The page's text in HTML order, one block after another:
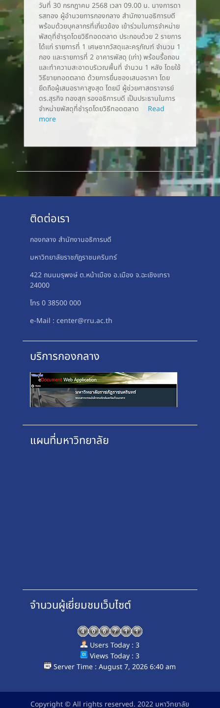
วันที่ 30 กรกฎาคม 2568 เวลา 09.00 น. นางการดา
รสทอง ผู้อำนวยการกองกลาง สำนักงานอธิการบดี
พร้อมด้วยบุคลากรที่เกี่ยวข้อง เข้าร่วมในการจําหน่าย
พัสดุที่ชำรุดโดยวิธีทอดตลาด ประกอบด้วย 2 รายการ
ได้แก่ รายการที่ 1 เศษซากวัสดุและครุภัณฑ์ จำนวน 1
กอง และรายการที่ 2 อาคารพัสดุ (เก่า) พร้อมรื้อถอน
และทำความสะอาดบริเวณพื้นที่ จำนวน 1 หลัง โดยใช้
วิธีขายทอดตลาด ด้วยการยื่นซองเสนอราคา โดย
ยึดถือผู้เสนอราคาสูงสุด โดยมี ผู้ช่วยศาสตราจารย์
ดร.สุรกิจ ทองสุก รองอธิการบดี เป็นประธานในการ
จําหน่ายพัสดุที่ชำรุดโดยวิธีทอดตลาด
Read
more
ติดต่อเรา
กองกลาง สำนักงานอธิการบดี
มหาวิทยาลัยราชภัฏราชนครินทร์
422 ถนนมรุพงษ์ ต.หน้าเมือง อ.เมือง จ.ฉะเชิงเทรา
24000
โทร 0 38500 000
e-Mail : center@rru.ac.th
บริการกองกลาง
แผนที่มหาวิทยาลัย
จำนวนผู้เยี่ยมชมเว็บไซต์
Users Today : 3
Views Today : 3
Server Time : August 7, 2026 6:40 am
Copyright © All rights reserved. 2022 มหาวิทยาลัย